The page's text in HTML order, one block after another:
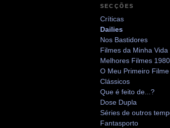
SECÇÕES
Críticas
Dailies
Nos Bastidores
Filmes da Minha Vida
Melhores Filmes
O Meu Primeiro Filme
Clássicos
Que é feito de...?
Dose Dupla
Séries de outros
Fantasporto